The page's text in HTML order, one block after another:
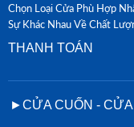
Chọn Loại Cửa Phù Hợp
Sự Khác Nhau Về Chất
THANH TOÁN
►CỬA CUỐN - CỬA